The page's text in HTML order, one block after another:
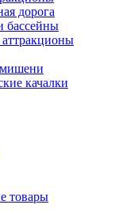
дорога
бассейны
качалки
товары